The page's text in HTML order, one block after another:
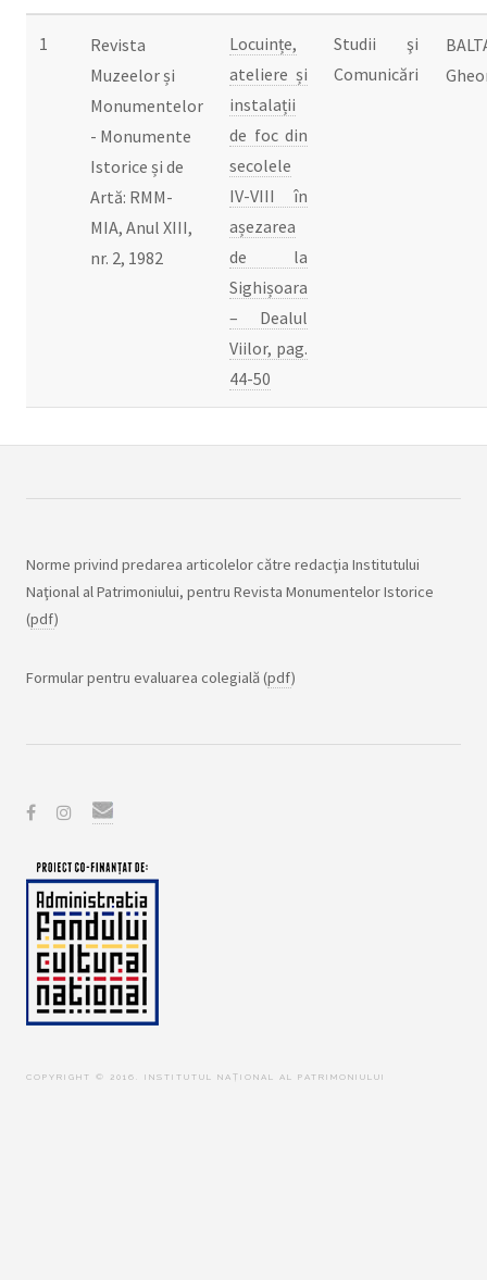
1
Revista
Muzeelor și
Monumentelor
- Monumente
Istorice și de
Artă: RMM-
MIA, Anul XIII,
nr. 2, 1982
Locuințe,
ateliere și
instalații
de foc din
secolele
IV-VIII în
așezarea
de la
Sighișoara
– Dealul
Viilor, pag.
44-50
Studii şi
Comunicări
Norme privind predarea articolelor către redacţia Institutului
Naţional al Patrimoniului, pentru Revista Monumentelor Istorice
(pdf)
Formular pentru evaluarea colegială (pdf)
COPYRIGHT © 2016. INSTITUTUL NAȚIONAL AL PATRIMONIULUI